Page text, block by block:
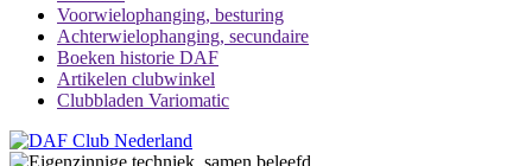
Voorwielophanging, besturing
Achterwielophanging, secundaire
Boeken historie DAF
Artikelen clubwinkel
Clubbladen Variomatic